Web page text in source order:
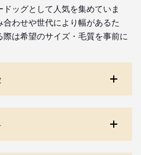
ッグとして人気を集めていま
わせや世代により幅があるた
は希望のサイズ・毛質を事前に